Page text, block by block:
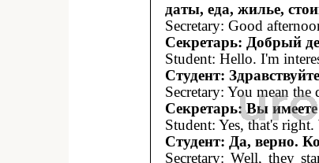
даты, еда, жилье,
Secretary: Good
Секретарь: Добрый
Student: Hello. I'm
Студент:
Secretary: You mean the
Секретарь: Вы
Student: Yes, that's
Студент: Да, верно.
Secretary: Well, they